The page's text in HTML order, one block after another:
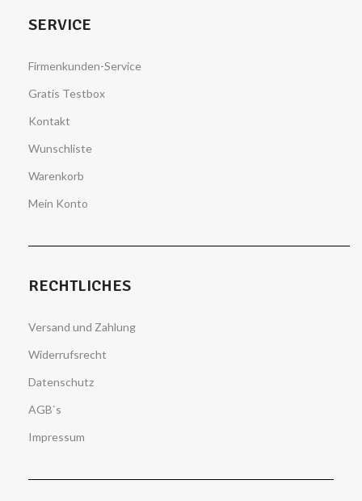
SERVICE
Firmenkunden-Service
Gratis Testbox
Kontakt
Wunschliste
Warenkorb
Mein Konto
RECHTLICHES
Versand und Zahlung
Widerrufsrecht
Datenschutz
AGB`s
Impressum